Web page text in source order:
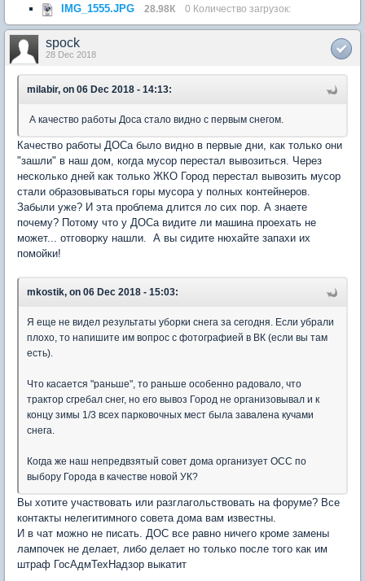
IMG_1555.JPG
28.98К 0 Количество загрузок:
spock
28 Dec 2018
milabir, on 06 Dec 2018 - 14:13:
А качество работы Доса стало видно с первым снегом.
Качество работы ДОСа было видно в первые дни, как только они
"зашли" в наш дом, когда мусор перестал вывозиться. Через
несколько дней как только ЖКО Город перестал вывозить мусор
стали образовываться горы мусора у полных контейнеров.
Забыли уже? И эта проблема длится ло сих пор. А знаете
почему? Потому что у ДОСа видите ли машина проехать не
может... отговорку нашли. А вы сидите нюхайте запахи их
помойки!
mkostik, on 06 Dec 2018 - 15:03:
Я еще не видел результаты уборки снега за сегодня. Если убрали
плохо, то напишите им вопрос с фотографией в ВК (если вы там
есть).
Что касается "раньше", то раньше особенно радовало, что
трактор сгребал снег, но его вывоз Город не организовывал и к
концу зимы 1/3 всех парковочных мест была завалена кучами
снега.
Когда же наш непредвзятый совет дома организует ОСС по
выбору Города в качестве новой УК?
Вы хотите участвовать или разглагольствовать на форуме? Все
контакты нелегитимного совета дома вам известны.
И в чат можно не писать. ДОС все равно ничего кроме замены
лампочек не делает, либо делает но только после того как им
штраф ГосАдмТехНадзор выкатит